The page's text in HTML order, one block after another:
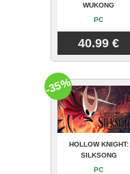
WUKONG
PC
40.99 €
HOLLOW KNIGHT:
SILKSONG
PC
-35%